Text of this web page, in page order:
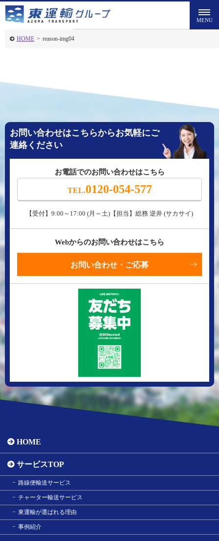
HOME > reason-img04
お問い合わせはこちらからお気軽にご
連絡ください
お電話でのお問い合わせはこちら
TEL.0120-054-577
【受付】9:00～17:00 (月～土)【担当】総務 逆井 (サカサイ)
Webからのお問い合わせはこちら
お問い合わせ・ご応募
HOME
サービスTOP
路線便輸送サービス
チャーター輸送サービス
東運輸が選ばれる理由
事例紹介